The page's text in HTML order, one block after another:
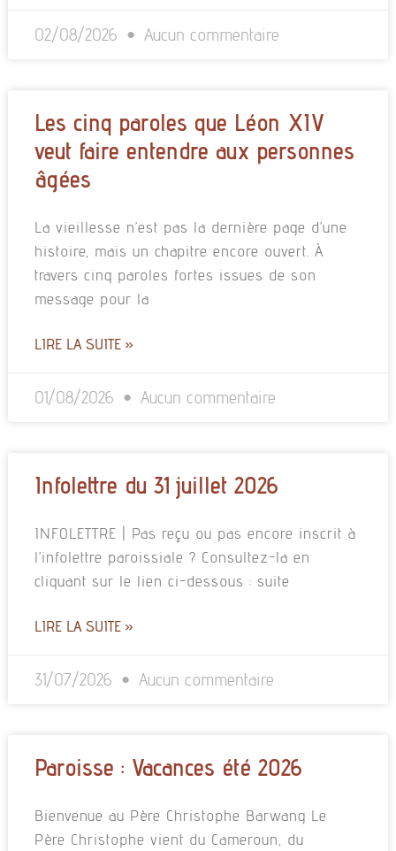
02/08/2026 Aucun commentaire
Les cinq paroles que Léon XIV
veut faire entendre aux personnes
âgées
La vieillesse n’est pas la dernière page d’une
histoire, mais un chapitre encore ouvert. À
travers cinq paroles fortes issues de son
message pour la
LIRE LA SUITE »
01/08/2026 Aucun commentaire
Infolettre du 31 juillet 2026
INFOLETTRE | Pas reçu ou pas encore inscrit à
l’infolettre paroissiale ? Consultez-la en
cliquant sur le lien ci-dessous : suite
LIRE LA SUITE »
31/07/2026 Aucun commentaire
Paroisse : Vacances été 2026
Bienvenue au Père Christophe Barwang Le
Père Christophe vient du Cameroun, du